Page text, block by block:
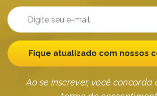
Fique atualizado com nossos
Ao se inscrever, você concorda